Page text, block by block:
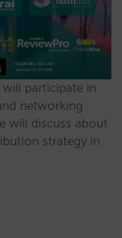
will participate in
networking
will discuss about
strategy in